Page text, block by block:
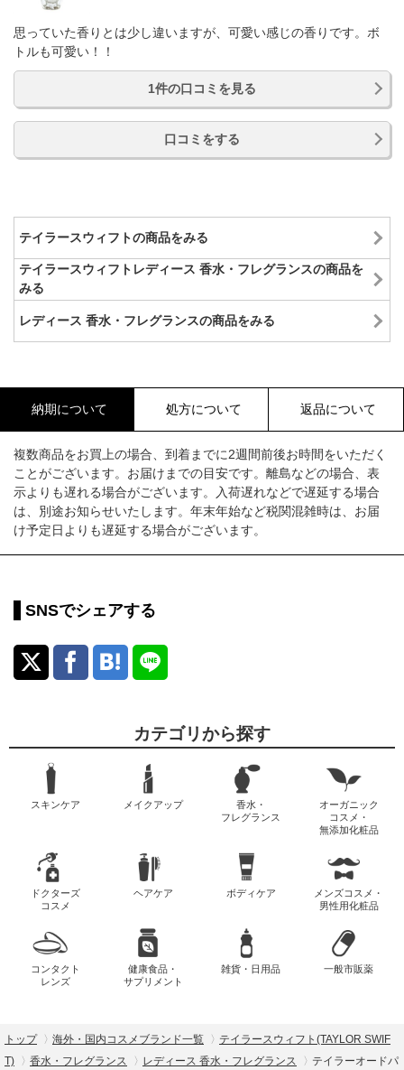
思っていた香りとは少し違いますが、可愛い感じの香りです。ボ
トルも可愛い！！
1件の口コミを見る
口コミをする
テイラースウィフトの商品をみる
テイラースウィフトレディース 香水・フレグランスの商品を
みる
レディース 香水・フレグランスの商品をみる
納期について 処方について 返品について
複数商品をお買上の場合、到着までに2週間前後お時間をいただく
ことがございます。お届けまでの目安です。離島などの場合、表
示よりも遅れる場合がございます。入荷遅れなどで遅延する場合
は、別途お知らせいたします。年末年始など税関混雑時は、お届
け予定日よりも遅延する場合がございます。
SNSでシェアする
カテゴリから探す
スキンケア メイクアップ
香水・
フレグランス
オーガニック
コスメ・
無添加化粧品
ドクターズ
コスメ
ヘアケア ボディケア
メンズコスメ・
男性用化粧品
コンタクト
レンズ
健康食品・
サプリメント
雑貨・日用品 一般市販薬
トップ 海外・国内コスメブランド一覧
テイラースウィフト(TAYLOR SWIF
T)
香水・フレグランス レディース 香水・フレグランス テイラーオードパ